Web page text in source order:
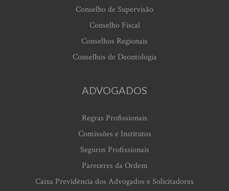
Conselho de Supervisão
Conselho Fiscal
Conselhos Regionais
Conselhos de Deontologia
ADVOGADOS
Regras Profissionais
Comissões e Institutos
Seguros Profissionais
Pareceres da Ordem
Caixa Previdência dos Advogados e Solicitadores